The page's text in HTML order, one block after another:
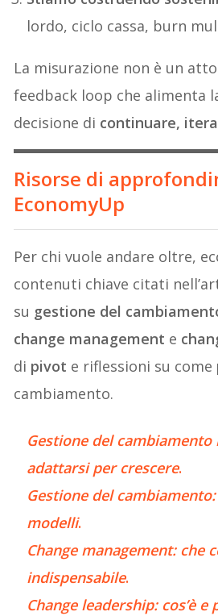
lordo, ciclo cassa, burn
La misurazione non è un
feedback loop che alimenta
decisione di continuare,
Risorse di
EconomyUp
Per chi vuole andare oltre,
contenuti chiave citati
su gestione del
change management e
di pivot e riflessioni su come
cambiamento.
Gestione del cambiamento
adattarsi per crescere.
Gestione del
modelli.
Change management: che
indispensabile.
Change leadership: cos’è